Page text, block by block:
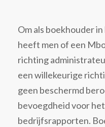
Om als boekhouder
heeft men of een
richting
een willekeurige
geen beschermd
bevoegdheid voor
bedrijfsrapporten.